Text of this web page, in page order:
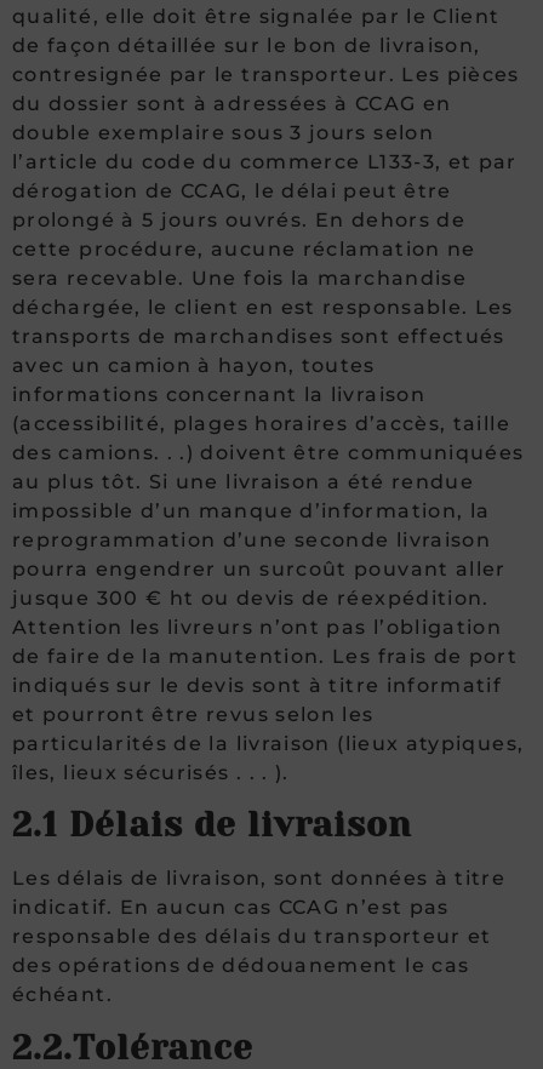
qualité, elle doit être signalée par le Client
de façon détaillée sur le bon de livraison,
contresignée par le transporteur. Les pièces
du dossier sont à adressées à CCAG en
double exemplaire sous 3 jours selon
l’article du code du commerce L133-3, et par
dérogation de CCAG, le délai peut être
prolongé à 5 jours ouvrés. En dehors de
cette procédure, aucune réclamation ne
sera recevable. Une fois la marchandise
déchargée, le client en est responsable. Les
transports de marchandises sont effectués
avec un camion à hayon, toutes
informations concernant la livraison
(accessibilité, plages horaires d’accès, taille
des camions. . .) doivent être communiquées
au plus tôt. Si une livraison a été rendue
impossible d’un manque d’information, la
reprogrammation d’une seconde livraison
pourra engendrer un surcoût pouvant aller
jusque 300 € ht ou devis de réexpédition.
Attention les livreurs n’ont pas l’obligation
de faire de la manutention. Les frais de port
indiqués sur le devis sont à titre informatif
et pourront être revus selon les
particularités de la livraison (lieux atypiques,
îles, lieux sécurisés . . . ).
2.1 Délais de livraison
Les délais de livraison, sont données à titre
indicatif. En aucun cas CCAG n’est pas
responsable des délais du transporteur et
des opérations de dédouanement le cas
échéant.
2.2.Tolérance